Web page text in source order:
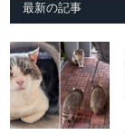
最新の記事